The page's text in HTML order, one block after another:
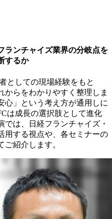
ランチャイズ業界の分岐点を
するか
としての現場経験をもと
からをわかりやすく整理しま
心」という考え方が通用しに
は成長の選択肢として進化
では、日経フランチャイズ・
用する視点や、各セミナーの
ご紹介します。